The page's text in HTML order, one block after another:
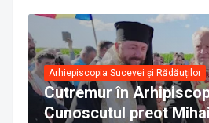
Arhiepiscopia Sucevei și Rădăuților
Cutremur în
Cunoscutul preot